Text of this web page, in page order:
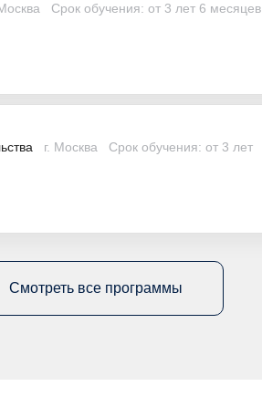
Срок обучения: от 3 лет 6 месяцев
г. Москва Срок обучения: от 3 лет
Смотреть все программы